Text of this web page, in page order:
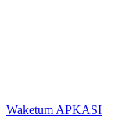
Waketum APKASI